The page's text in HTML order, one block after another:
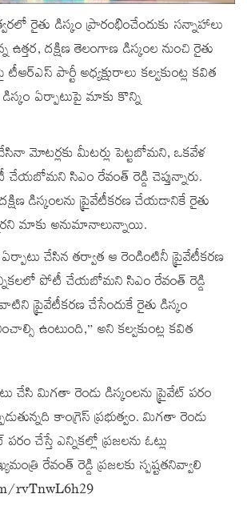
రైతు డిస్కం ప్రారంభించేందుకు సన్నాహాలు
ఉత్తర, దక్షిణ తెలంగాణ డిస్కంల నుంచి రైతు
పార్టీ అధ్యక్షురాలు కల్వకుంట్ల కవిత
డిస్కం ఏర్పాటుపై మాకు కొన్ని
మోటర్లకు మీటర్లు పెట్టబోమని, ఒకవేళ
సిఎం రేవంత్ రెడ్డి చెప్తున్నారు.
డిస్కంలను ప్రైవేటీకరణ చేయడానికే రైతు
మాకు అనుమానాలున్నాయి.
ఏర్పాటు చేసిన తర్వాత ఆ రెండింటినీ ప్రైవేటీకరణ
పోటీ చేయబోమని సిఎం రేవంత్ రెడ్డి
ప్రైవేటీకరణ చేసేందుకే రైతు డిస్కం
ఉంటుంది,” అని కల్వకుంట్ల కవిత
చేసి మిగతా రెండు డిస్కంలను ప్రైవేట్ పరం
కాంగ్రెస్ ప్రభుత్వం. మిగతా రెండు
చేస్తే ఎన్నికల్లో ప్రజలను ఓట్లు
రేవంత్ రెడ్డి ప్రజలకు స్పష్టతనివ్వాలి
rvTnwL6h29